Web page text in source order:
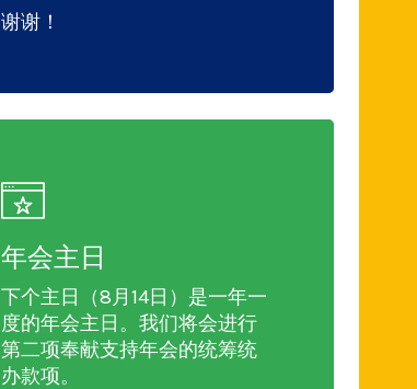
谢谢！
年会主日
下个主日（8月14日）是一年一
度的年会主日。我们将会进行
第二项奉献支持年会的统筹统
办款项。